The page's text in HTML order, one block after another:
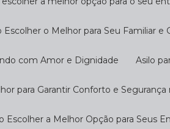
Escolher o Melhor para Seu Familiar e
com Amor e Dignidade Asilo
para Garantir Conforto e Segurança
Escolher a Melhor Opção para Seus